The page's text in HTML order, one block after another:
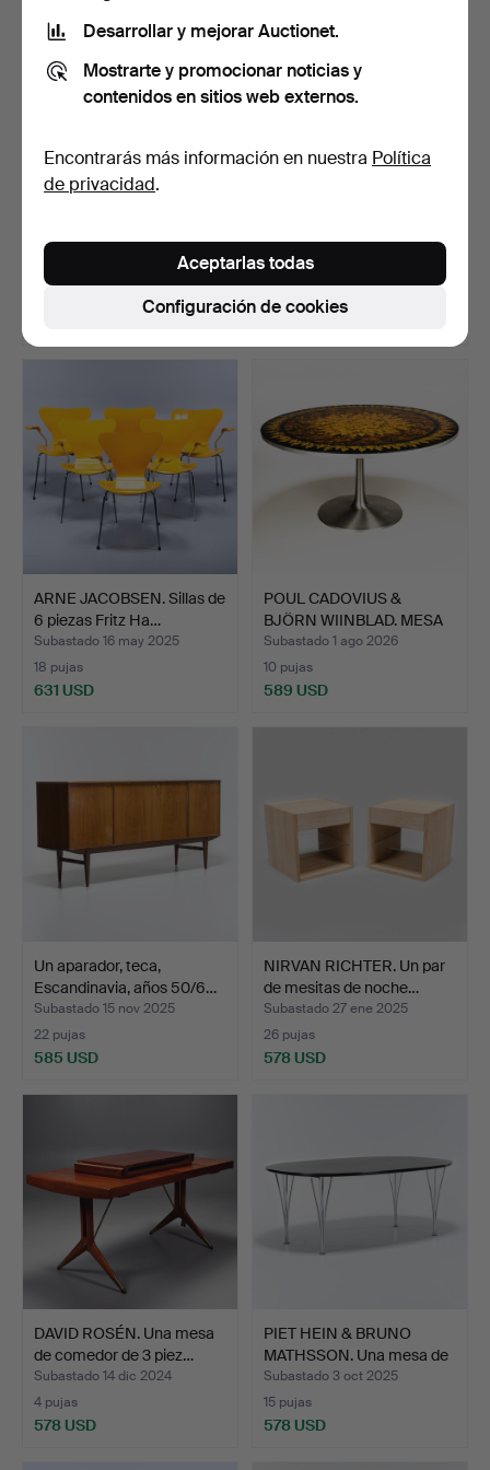
mesa de café Tibro «Bu…
«Table 83", Birch, …
Subastado 18 ene 2025
30 pujas
ARNE JACOBSEN. Sillas de
6 piezas Fritz Ha…
Subastado 16 may 2025
18 pujas
631 USD
POUL CADOVIUS &
BJÖRN WIINBLAD. MESA
DE CO…
Subastado 1 ago 2026
10 pujas
589 USD
Un aparador, teca,
Escandinavia, años 50/6…
Subastado 15 nov 2025
22 pujas
585 USD
NIRVAN RICHTER. Un par
de mesitas de noche…
Subastado 27 ene 2025
26 pujas
578 USD
DAVID ROSÉN. Una mesa
de comedor de 3 piez…
Subastado 14 dic 2024
4 pujas
578 USD
PIET HEIN & BRUNO
MATHSSON. Una mesa de
ca…
Subastado 3 oct 2025
15 pujas
578 USD
Desarrollar y mejorar Auctionet.
Mostrarte y promocionar noticias y
contenidos en sitios web externos.
Encontrarás más información en nuestra Política
de privacidad.
Configuración de cookies
Aceptarlas todas